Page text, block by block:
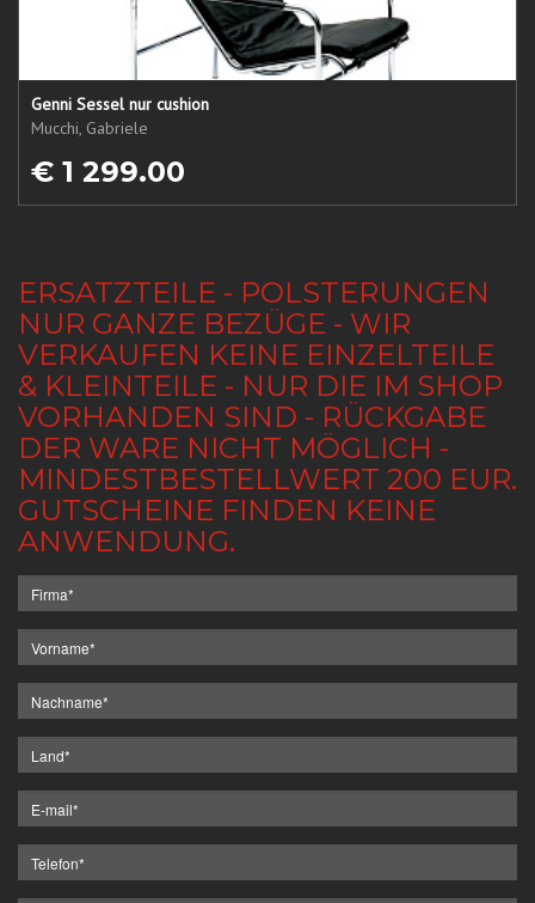
Genni Sessel nur cushion
Mucchi, Gabriele
€ 1 299.00
ERSATZTEILE - POLSTERUNGEN
NUR GANZE BEZÜGE - WIR
VERKAUFEN KEINE EINZELTEILE
& KLEINTEILE - NUR DIE IM SHOP
VORHANDEN SIND - RÜCKGABE
DER WARE NICHT MÖGLICH -
MINDESTBESTELLWERT 200 EUR.
GUTSCHEINE FINDEN KEINE
ANWENDUNG.